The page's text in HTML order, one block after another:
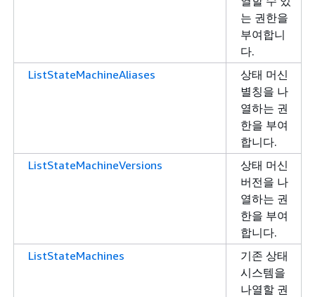
는 권한을
부여합니
다.
ListStateMachineAliases
상태 머신
별칭을 나
열하는 권
한을 부여
합니다.
ListStateMachineVersions
상태 머신
버전을 나
열하는 권
한을 부여
합니다.
ListStateMachines
기존 상태
시스템을
나열할 권